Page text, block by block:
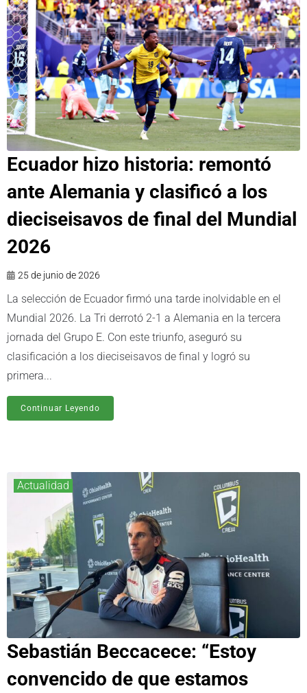
Ecuador hizo historia: remontó
ante Alemania y clasificó a los
dieciseisavos de final del Mundial
2026
25 de junio de 2026
La selección de Ecuador firmó una tarde inolvidable en el
Mundial 2026. La Tri derrotó 2-1 a Alemania en la tercera
jornada del Grupo E. Con este triunfo, aseguró su
clasificación a los dieciseisavos de final y logró su
primera...
Continuar Leyendo
Actualidad
Sebastián Beccacece: “Estoy
convencido de que estamos